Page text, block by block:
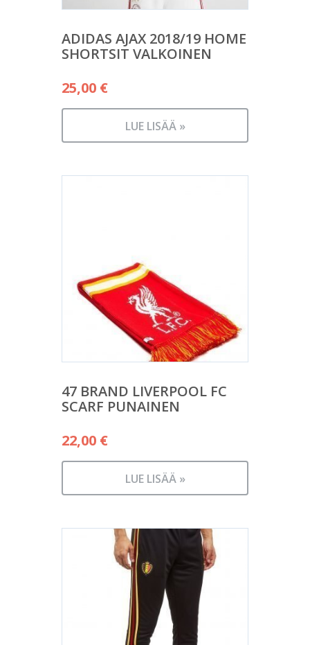
ADIDAS AJAX 2018/19 HOME
SHORTSIT VALKOINEN
25,00 €
LUE LISÄÄ »
47 BRAND LIVERPOOL FC
SCARF PUNAINEN
22,00 €
LUE LISÄÄ »